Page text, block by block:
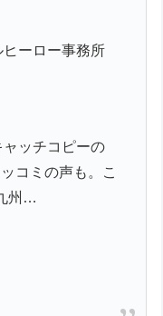
ヒーロー事務所
ャッチコピーの
コミの声も。こ
州…